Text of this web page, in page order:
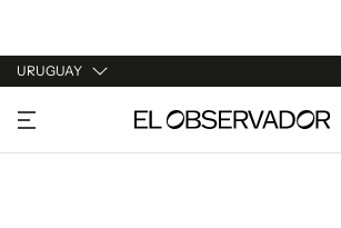
URUGUAY
URUGUAY
ARGENTINA